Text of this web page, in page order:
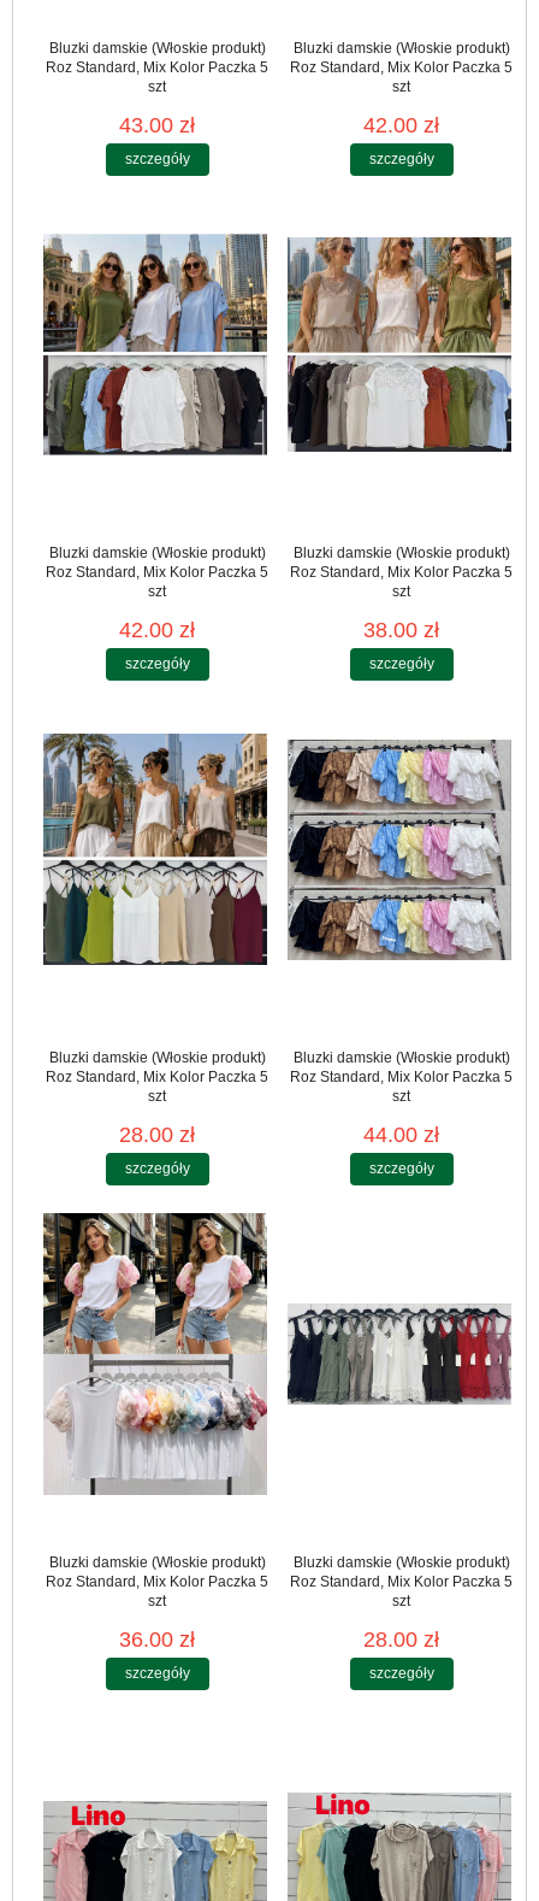
Bluzki damskie (Włoskie produkt)
Roz Standard, Mix Kolor Paczka 5
szt
43.00 zł
szczegóły
Bluzki damskie (Włoskie produkt)
Roz Standard, Mix Kolor Paczka 5
szt
42.00 zł
szczegóły
Bluzki damskie (Włoskie produkt)
Roz Standard, Mix Kolor Paczka 5
szt
42.00 zł
szczegóły
Bluzki damskie (Włoskie produkt)
Roz Standard, Mix Kolor Paczka 5
szt
38.00 zł
szczegóły
Bluzki damskie (Włoskie produkt)
Roz Standard, Mix Kolor Paczka 5
szt
28.00 zł
szczegóły
Bluzki damskie (Włoskie produkt)
Roz Standard, Mix Kolor Paczka 5
szt
44.00 zł
szczegóły
Bluzki damskie (Włoskie produkt)
Roz Standard, Mix Kolor Paczka 5
szt
36.00 zł
szczegóły
Bluzki damskie (Włoskie produkt)
Roz Standard, Mix Kolor Paczka 5
szt
28.00 zł
szczegóły